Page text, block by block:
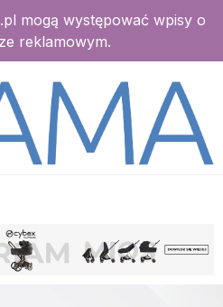
mogą występować wpisy o
reklamowym.